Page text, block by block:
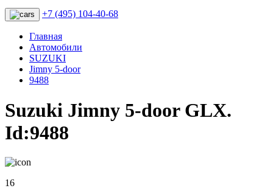
+7 (495) 104-40-68
Главная
Автомобили
SUZUKI
Jimny 5-door
9488
Suzuki Jimny 5-door GLX.
Id:9488
16